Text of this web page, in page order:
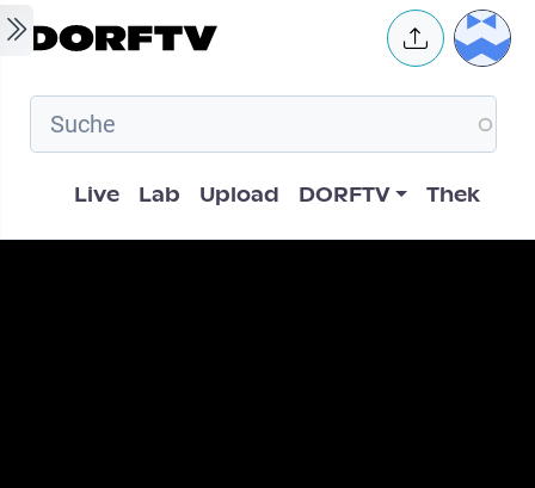
Skip to main content User
Hauptnavigation
Live Lab Upload DORFTV Thek